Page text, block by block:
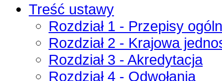
Treść ustawy
Rozdział 1 - Przepisy
Rozdział 2 - Krajowa
Rozdział 3 - Akredytacja
Rozdział 4 - Odwołania